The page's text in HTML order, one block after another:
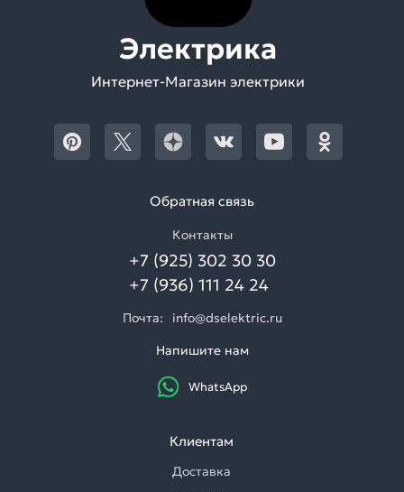
Электрика
Интернет-Магазин электрики
Обратная связь
Контакты
+7 (925) 302 30 30
+7 (936) 111 24 24
Почта:
info@dselektric.ru
Напишите нам
WhatsApp
Клиентам
Доставка